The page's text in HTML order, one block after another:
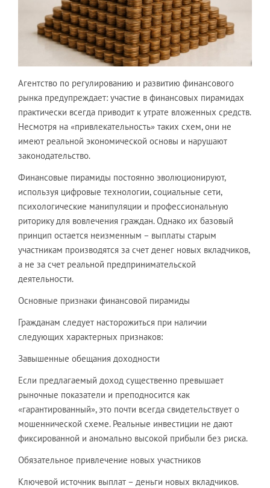
Агентство по регулированию и развитию финансового
рынка предупреждает: участие в финансовых пирамидах
практически всегда приводит к утрате вложенных средств.
Несмотря на «привлекательность» таких схем, они не
имеют реальной экономической основы и нарушают
законодательство.
Финансовые пирамиды постоянно эволюционируют,
используя цифровые технологии, социальные сети,
психологические манипуляции и профессиональную
риторику для вовлечения граждан. Однако их базовый
принцип остается неизменным – выплаты старым
участникам производятся за счет денег новых вкладчиков,
а не за счет реальной предпринимательской
деятельности.
Основные признаки финансовой пирамиды
Гражданам следует насторожиться при наличии
следующих характерных признаков:
Завышенные обещания доходности
Если предлагаемый доход существенно превышает
рыночные показатели и преподносится как
«гарантированный», это почти всегда свидетельствует о
мошеннической схеме. Реальные инвестиции не дают
фиксированной и аномально высокой прибыли без риска.
Обязательное привлечение новых участников
Ключевой источник выплат – деньги новых вкладчиков.